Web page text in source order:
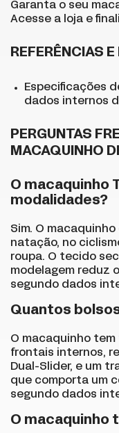
Garanta o seu
Acesse a loja e
REFERÊNCIAS
Especificações
dados internos
PERGUNTAS
MACAQUINHO
O macaquinho
modalidades?
Sim. O
natação, no
roupa. O tecido
modelagem reduz
segundo dados
Quantos
O macaquinho
frontais internos,
Dual-Slider, e um
que comporta um
segundo dados
O macaquinho